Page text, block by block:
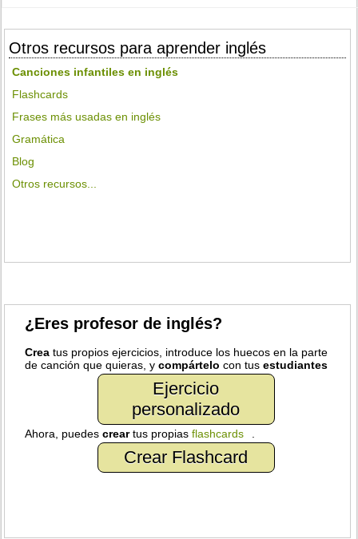
Otros recursos para aprender inglés
Canciones infantiles en inglés
Flashcards
Frases más usadas en inglés
Gramática
Blog
Otros recursos...
¿Eres profesor de inglés?
Crea tus propios ejercicios, introduce los huecos en la parte
de canción que quieras, ycompártelo con tusestudiantes
Ejercicio
personalizado
Ahora, puedescreartus propiasflashcards
Crear Flashcard